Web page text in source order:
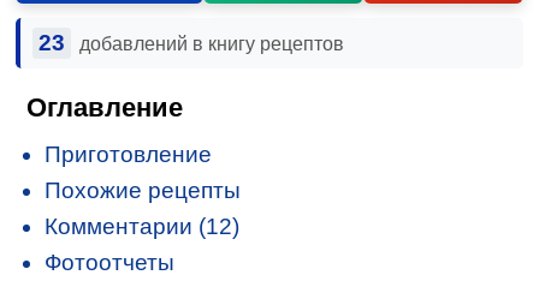
23 добавлений в книгу рецептов
Оглавление
Приготовление
Похожие рецепты
Комментарии (12)
Фотоотчеты